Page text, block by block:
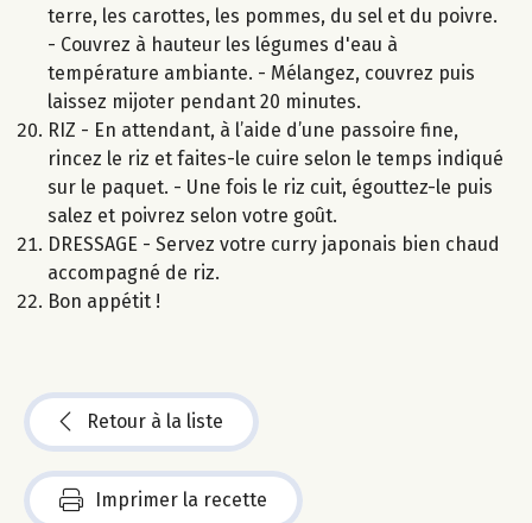
terre, les carottes, les pommes, du sel et du poivre.
- Couvrez à hauteur les légumes d'eau à
température ambiante. - Mélangez, couvrez puis
laissez mijoter pendant 20 minutes.
RIZ - En attendant, à l’aide d’une passoire fine,
rincez le riz et faites-le cuire selon le temps indiqué
sur le paquet. - Une fois le riz cuit, égouttez-le puis
salez et poivrez selon votre goût.
DRESSAGE - Servez votre curry japonais bien chaud
accompagné de riz.
Bon appétit !
Retour à la liste
Imprimer la recette